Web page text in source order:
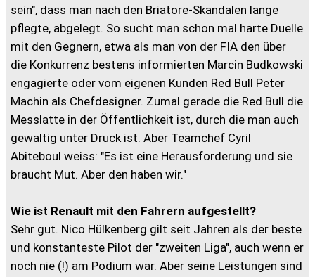
sein", dass man nach den Briatore-Skandalen lange
pflegte, abgelegt. So sucht man schon mal harte Duelle
mit den Gegnern, etwa als man von der FIA den über
die Konkurrenz bestens informierten Marcin Budkowski
engagierte oder vom eigenen Kunden Red Bull Peter
Machin als Chefdesigner. Zumal gerade die Red Bull die
Messlatte in der Öffentlichkeit ist, durch die man auch
gewaltig unter Druck ist. Aber Teamchef Cyril
Abiteboul weiss: "Es ist eine Herausforderung und sie
braucht Mut. Aber den haben wir."
Wie ist Renault mit den Fahrern aufgestellt?
Sehr gut. Nico Hülkenberg gilt seit Jahren als der beste
und konstanteste Pilot der "zweiten Liga", auch wenn er
noch nie (!) am Podium war. Aber seine Leistungen sind